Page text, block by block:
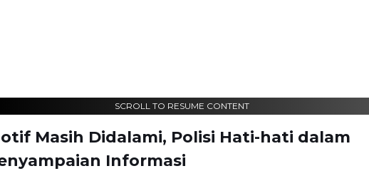
SCROLL TO RESUME CONTENT
Masih Didalami, Polisi Hati-hati dalam
Informasi